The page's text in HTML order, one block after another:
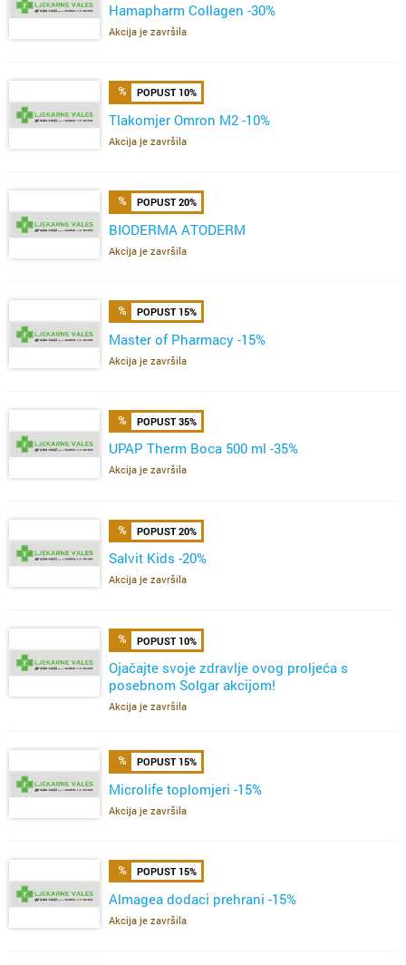
Hamapharm Collagen -30%
Akcija je završila
POPUST 10%
Tlakomjer Omron M2 -10%
Akcija je završila
POPUST 20%
BIODERMA ATODERM
Akcija je završila
POPUST 15%
Master of Pharmacy -15%
Akcija je završila
POPUST 35%
UPAP Therm Boca 500 ml -35%
Akcija je završila
POPUST 20%
Salvit Kids -20%
Akcija je završila
POPUST 10%
Ojačajte svoje zdravlje ovog proljeća s
posebnom Solgar akcijom!
Akcija je završila
POPUST 15%
Microlife toplomjeri -15%
Akcija je završila
POPUST 15%
Almagea dodaci prehrani -15%
Akcija je završila